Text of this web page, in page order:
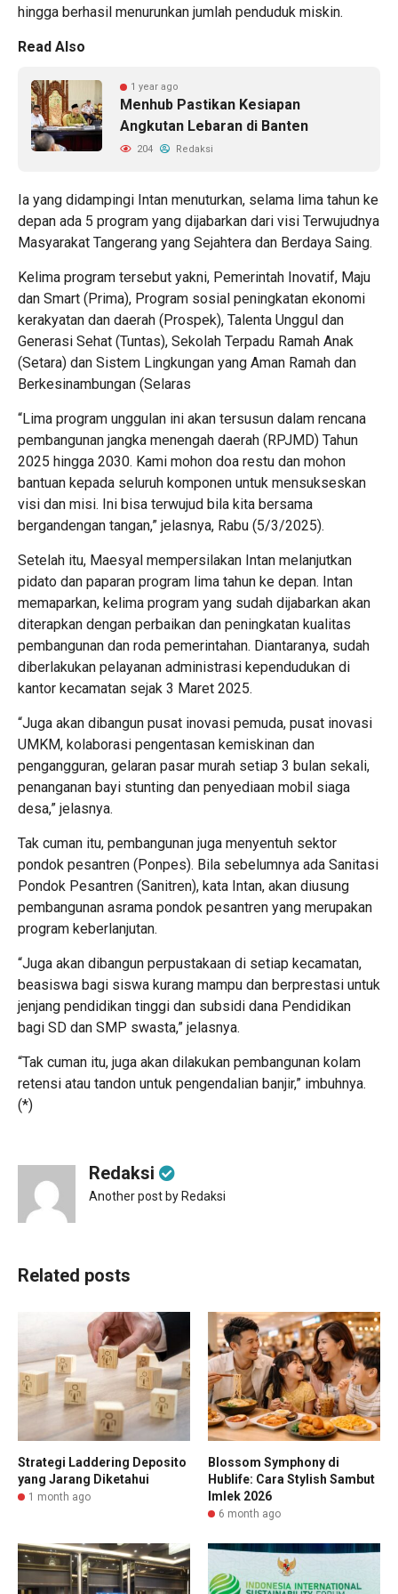
hingga berhasil menurunkan jumlah penduduk miskin.
Read Also
1 year ago
Menhub Pastikan Kesiapan
Angkutan Lebaran di Banten
204 Redaksi
Ia yang didampingi Intan menuturkan, selama lima tahun ke
depan ada 5 program yang dijabarkan dari visi Terwujudnya
Masyarakat Tangerang yang Sejahtera dan Berdaya Saing.
Kelima program tersebut yakni, Pemerintah Inovatif, Maju
dan Smart (Prima), Program sosial peningkatan ekonomi
kerakyatan dan daerah (Prospek), Talenta Unggul dan
Generasi Sehat (Tuntas), Sekolah Terpadu Ramah Anak
(Setara) dan Sistem Lingkungan yang Aman Ramah dan
Berkesinambungan (Selaras
“Lima program unggulan ini akan tersusun dalam rencana
pembangunan jangka menengah daerah (RPJMD) Tahun
2025 hingga 2030. Kami mohon doa restu dan mohon
bantuan kepada seluruh komponen untuk mensukseskan
visi dan misi. Ini bisa terwujud bila kita bersama
bergandengan tangan,” jelasnya, Rabu (5/3/2025).
Setelah itu, Maesyal mempersilakan Intan melanjutkan
pidato dan paparan program lima tahun ke depan. Intan
memaparkan, kelima program yang sudah dijabarkan akan
diterapkan dengan perbaikan dan peningkatan kualitas
pembangunan dan roda pemerintahan. Diantaranya, sudah
diberlakukan pelayanan administrasi kependudukan di
kantor kecamatan sejak 3 Maret 2025.
“Juga akan dibangun pusat inovasi pemuda, pusat inovasi
UMKM, kolaborasi pengentasan kemiskinan dan
pengangguran, gelaran pasar murah setiap 3 bulan sekali,
penanganan bayi stunting dan penyediaan mobil siaga
desa,” jelasnya.
Tak cuman itu, pembangunan juga menyentuh sektor
pondok pesantren (Ponpes). Bila sebelumnya ada Sanitasi
Pondok Pesantren (Sanitren), kata Intan, akan diusung
pembangunan asrama pondok pesantren yang merupakan
program keberlanjutan.
“Juga akan dibangun perpustakaan di setiap kecamatan,
beasiswa bagi siswa kurang mampu dan berprestasi untuk
jenjang pendidikan tinggi dan subsidi dana Pendidikan
bagi SD dan SMP swasta,” jelasnya.
“Tak cuman itu, juga akan dilakukan pembangunan kolam
retensi atau tandon untuk pengendalian banjir,” imbuhnya.
(*)
Redaksi
Another post by Redaksi
Related posts
Strategi Laddering Deposito
yang Jarang Diketahui
1 month ago
Blossom Symphony di
Hublife: Cara Stylish Sambut
Imlek 2026
6 month ago